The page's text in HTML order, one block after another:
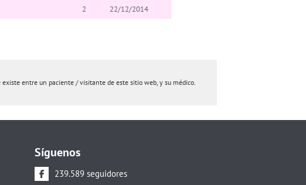
2 22/12/2014
entre un paciente / visitante de este sitio web, y su médico.
Síguenos
239.589 seguidores